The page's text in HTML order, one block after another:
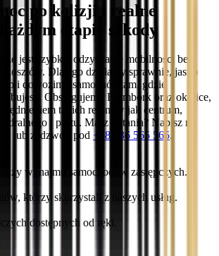
po kolizji i realne
etapie szkody
jest szybkie odzyskanie mobilności bez
Dlatego działamy sprawnie, jasno
i dowozimy samochód tam, gdzie
Obsługujemy Frombork oraz okolice,
takich rejonów jak centrum,
i portu. Masz pytania? Napisz na
lub zadzwoń pod +48 536 565 565.
wynajmu samochodów zastępczych.
którzy skorzystali z naszych usług.
dostępnych od ręki.